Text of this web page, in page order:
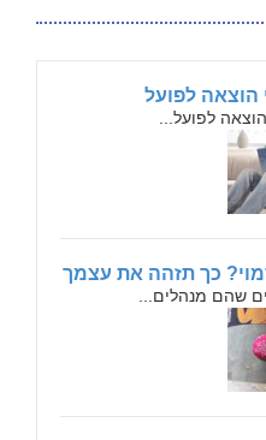
הוצאה לפועל
לפועל...
כך תזהה את עצמך
שהם מנהלים...